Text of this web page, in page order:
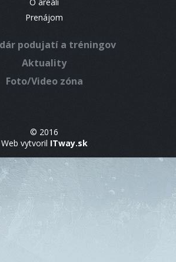
Prenájom
podujatí a tréningov
Aktuality
Foto/Video zóna
© 2016
Web vytvoril ITway.sk